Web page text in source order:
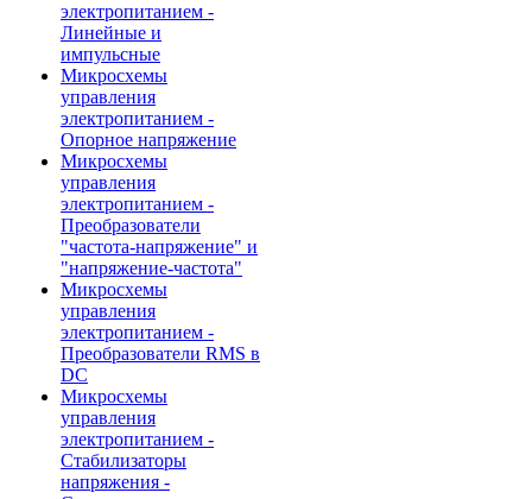
электропитанием -
Линейные и
импульсные
Микросхемы
управления
электропитанием -
Опорное напряжение
Микросхемы
управления
электропитанием -
Преобразователи
"частота-напряжение" и
"напряжение-частота"
Микросхемы
управления
электропитанием -
Преобразователи RMS в
DC
Микросхемы
управления
электропитанием -
Стабилизаторы
напряжения -